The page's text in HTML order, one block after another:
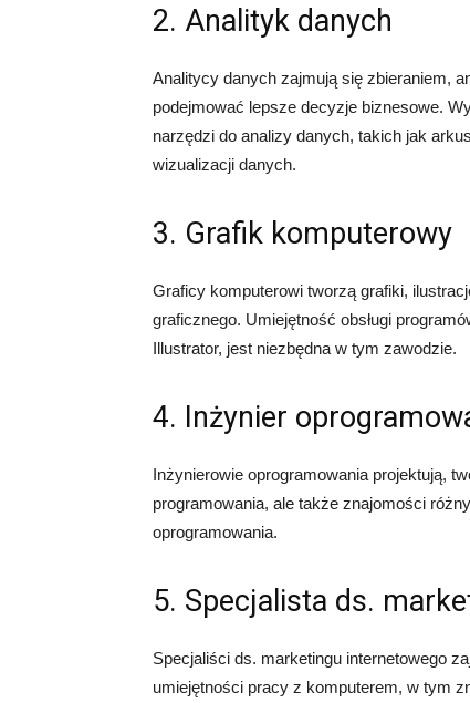
2. Analityk danych
Analitycy danych zajmują się zbieraniem,
podejmować lepsze decyzje biznesowe.
narzędzi do analizy danych, takich jak
wizualizacji danych.
3. Grafik komputerowy
Graficy komputerowi tworzą grafiki,
graficznego. Umiejętność obsługi
Illustrator, jest niezbędna w tym zawodzie.
4. Inżynier
Inżynierowie oprogramowania projektują,
programowania, ale także znajomości
oprogramowania.
5. Specjalista ds.
Specjaliści ds. marketingu internetowego
umiejętności pracy z komputerem, w tym